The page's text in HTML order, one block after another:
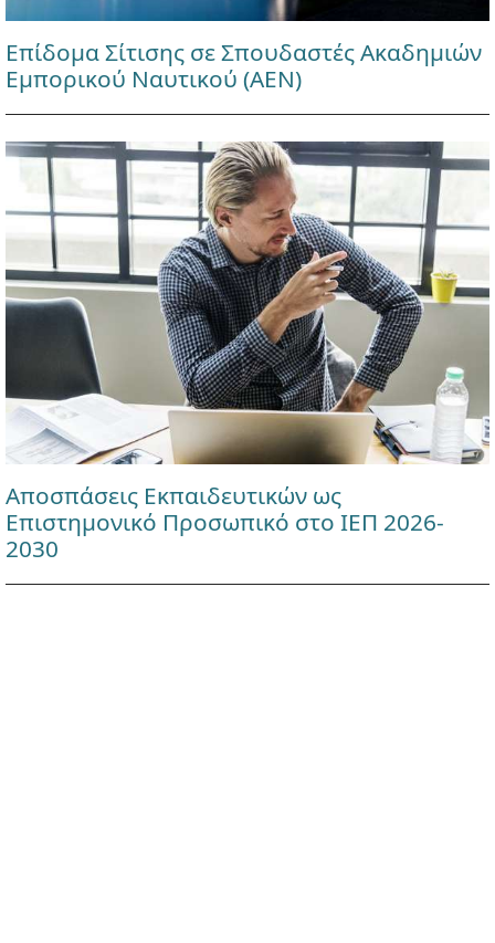
Επίδομα Σίτισης σε Σπουδαστές Ακαδημιών
Εμπορικού Ναυτικού (ΑΕΝ)
Αποσπάσεις Εκπαιδευτικών ως
Επιστημονικό Προσωπικό στο ΙΕΠ 2026-
2030